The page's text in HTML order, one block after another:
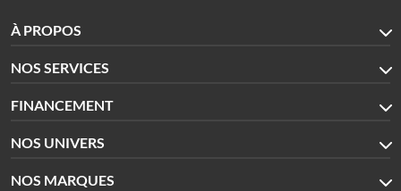
À PROPOS
NOS SERVICES
FINANCEMENT
NOS UNIVERS
NOS MARQUES